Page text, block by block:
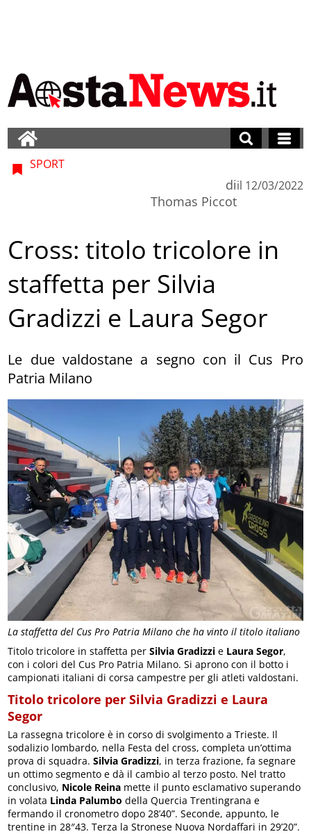
La staffetta del Cus Pro Patria Milano che ha vinto il titolo italiano
SPORT
di
Thomas Piccot
il 12/03/2022
Cross: titolo tricolore in
staffetta per Silvia
Gradizzi e Laura Segor
Le due valdostane a segno con il Cus Pro
Patria Milano
Titolo tricolore in staffetta perSilvia Gradizzi e Laura Segor,
con i colori del Cus Pro Patria Milano. Si aprono con il botto i
campionati italiani di corsa campestre per gli atleti valdostani.
Titolo tricolore per Silvia Gradizzi e Laura
Segor
La rassegna tricolore è in corso di svolgimento a Trieste. Il
sodalizio lombardo, nella Festa del cross, completa un’ottima
prova di squadra.Silvia Gradizzi, in terza frazione, fa segnare
un ottimo segmento e dà il cambio al terzo posto. Nel tratto
conclusivo, Nicole Reina mette il punto esclamativo superando
in volata Linda Palumbo della Quercia Trentingrana e
fermando il cronometro dopo 28’40”. Seconde, appunto, le
trentine in 28″43. Terza la Stronese Nuova Nordaffari in 29’20”.